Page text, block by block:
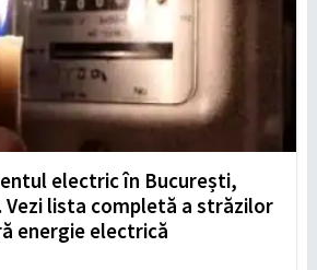
electric în București,
Vezi lista completă a străzilor
energie electrică